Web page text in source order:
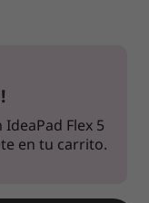
Flex 5
en tu carrito.